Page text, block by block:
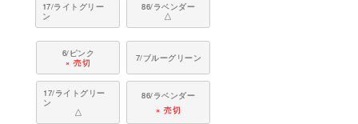
17/ライトグリー
ン
86/ラベンダー
△
6/ピンク
× 売切
7/ブルーグリーン
17/ライトグリー
ン
△
86/ラベンダー
× 売切